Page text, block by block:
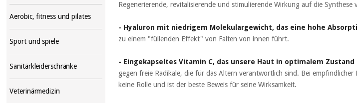
Aerobic, fitness und pilates
Sport und spiele
Sanitärkleiderschränke
Veterinärmedizin
Regenerierende, revitalisierende und stimulierende Wirkung auf die
- Hyaluron mit niedrigem Molekulargewicht, das eine hohe
zu einem "füllenden Effekt" von Falten von innen führt.
- Eingekapseltes Vitamin C, das unsere Haut in optimalem
gegen freie Radikale, die für das Altern verantwortlich sind. Bei
keine Rolle und ist der beste Beweis für seine Wirksamkeit.